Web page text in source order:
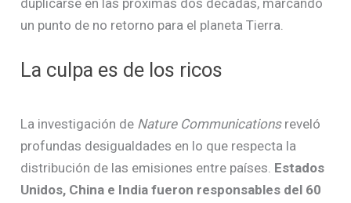
un punto de no retorno para el planeta Tierra.
La culpa es de los ricos
La investigación de Nature Communicationsreveló
profundas desigualdades en lo que respecta la
distribución de las emisiones entre países. Estados
Unidos, China e India fueron responsables del 60